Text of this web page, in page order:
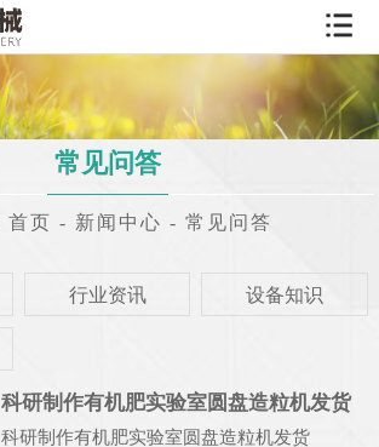
常见问答
首页 - 新闻中心 - 常见问答
行业资讯 设备知识
科研制作有机肥实验室圆盘造粒机发货
科研制作有机肥实验室圆盘造粒机发货